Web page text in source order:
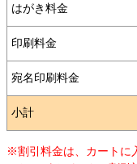
はがき料金
印刷料金
宛名印刷料金
小計
※割引料金は、カートに